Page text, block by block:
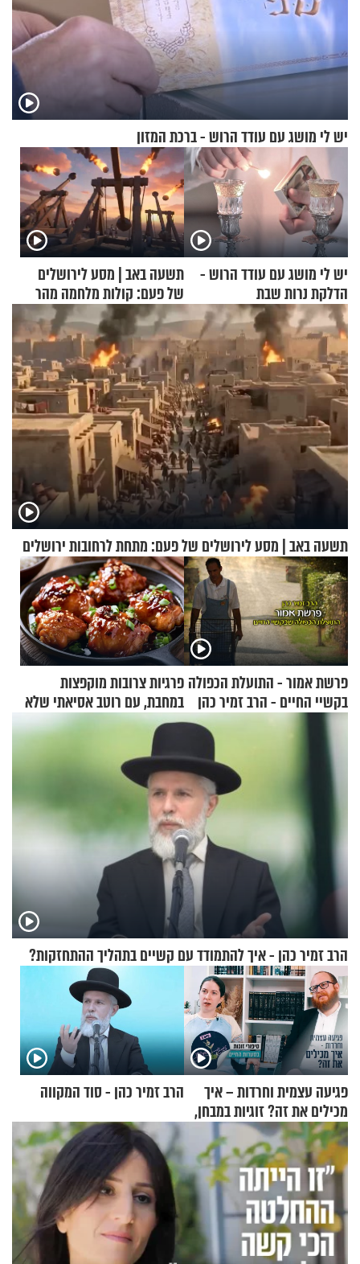
יש לי מושג עם עודד הרוש - ברכת המזון
יש לי מושג עם עודד הרוש -
הדלקת נרות שבת
תשעה באב | מסע לירושלים
של פעם: קולות מלחמה מהר
הזיתים
תשעה באב | מסע לירושלים של פעם: מתחת לרחובות ירושלים
פרשת אמור - התועלת הכפולה
בקשיי החיים - הרב זמיר כהן
פרגיות צרובות מוקפצות
במחבת, עם רוטב אסיאתי שלא
יישכח במהרה
הרב זמיר כהן - איך להתמודד עם קשיים בתהליך ההתחזקות?
פגיעה עצמית וחרדות – איך
מכילים את זה? זוגיות במבחן,
הפעם עם יהודית ואלתר כהן
הרב זמיר כהן - סוד המקווה